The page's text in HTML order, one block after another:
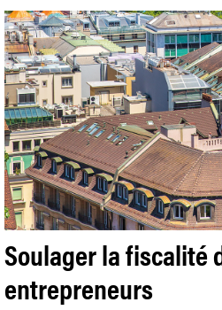
Soulager la fiscalité
entrepreneurs